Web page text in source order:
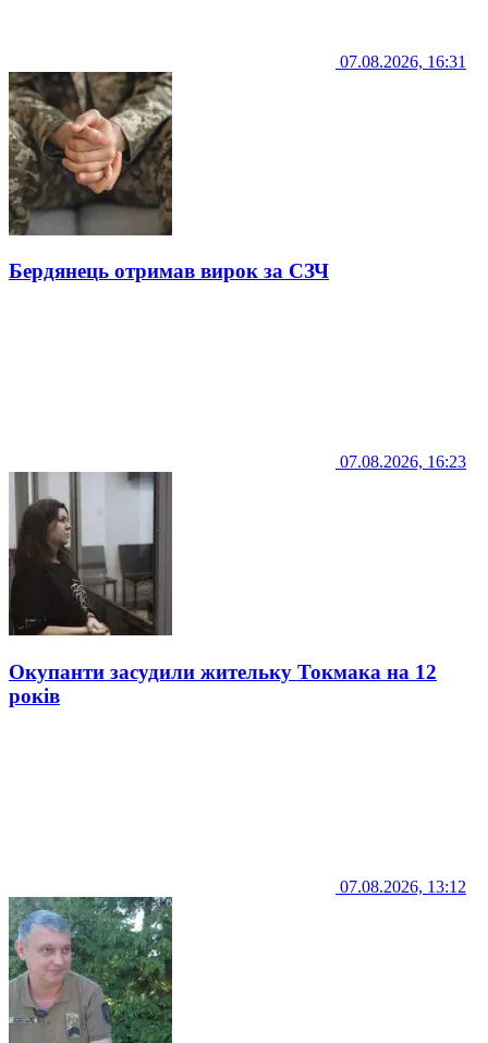
07.08.2026, 16:31
Бердянець отримав вирок за СЗЧ
07.08.2026, 16:23
Окупанти засудили жительку Токмака на 12
років
07.08.2026, 13:12